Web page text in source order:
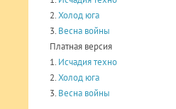
2.Холод юга
3. Весна войны
Платная версия
1. Исчадия техно
2.Холод юга
3. Весна войны